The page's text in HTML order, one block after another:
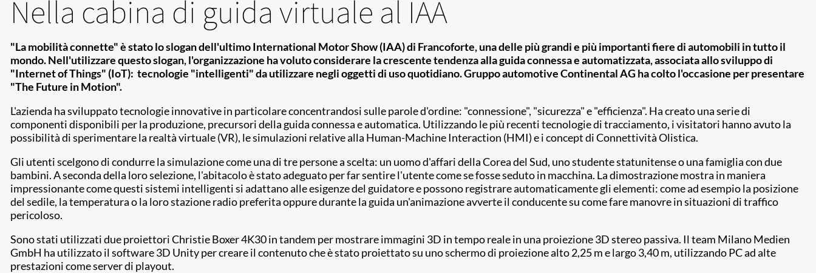
Nella cabina di guida virtuale al IAA
"La mobilità connette" è stato lo slogan dell'ultimo International Motor Show (IAA) di Francoforte, una delle più grandi e più importanti fiere di automobili in tutto il
mondo. Nell'utilizzare questo slogan, l'organizzazione ha voluto considerare la crescente tendenza alla guida connessa e automatizzata, associata allo sviluppo di
"Internet of Things" (IoT): tecnologie "intelligenti" da utilizzare negli oggetti di uso quotidiano. Gruppo automotive Continental AG ha colto l'occasione per presentare
"The Future in Motion".
L'azienda ha sviluppato tecnologie innovative in particolare concentrandosi sulle parole d'ordine: "connessione", "sicurezza" e "efficienza". Ha creato una serie di
componenti disponibili per la produzione, precursori della guida connessa e automatica. Utilizzando le più recenti tecnologie di tracciamento, i visitatori hanno avuto la
possibilità di sperimentare la realtà virtuale (VR), le simulazioni relative alla Human-Machine Interaction (HMI) e i concept di Connettività Olistica.
Gli utenti scelgono di condurre la simulazione come una di tre persone a scelta: un uomo d'affari della Corea del Sud, uno studente statunitense o una famiglia con due
bambini. A seconda della loro selezione, l'abitacolo è stato adeguato per far sentire l'utente come se fosse seduto in macchina. La dimostrazione mostra in maniera
impressionante come questi sistemi intelligenti si adattano alle esigenze del guidatore e possono registrare automaticamente gli elementi: come ad esempio la posizione
del sedile, la temperatura o la loro stazione radio preferita oppure durante la guida un'animazione avverte il conducente su come fare manovre in situazioni di traffico
pericoloso.
Sono stati utilizzati due proiettori Christie Boxer 4K30 in tandem per mostrare immagini 3D in tempo reale in una proiezione 3D stereo passiva. Il team Milano Medien
GmbH ha utilizzato il software 3D Unity per creare il contenuto che è stato proiettato su uno schermo di proiezione alto 2,25 m e largo 3,40 m, utilizzando PC ad alte
prestazioni come server di playout.